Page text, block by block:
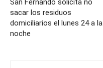
San Fernando solicita no
sacar los residuos
domiciliarios el lunes 24 a la
noche